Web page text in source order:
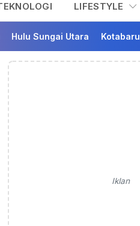
LIFESTYLE
Hulu Sungai Utara Kotabaru
Iklan